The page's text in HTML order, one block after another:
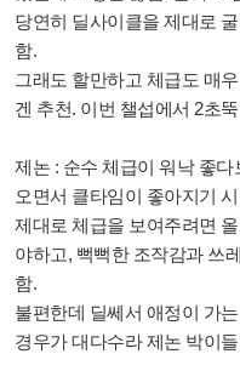
당연히 딜사이클을 제대로
함.
그래도 할만하고 체급도 매
겐 추천. 이번 챌섭에서 2초
제논 : 순수 체급이 워낙 좋
오면서 클타임이 좋아지기
제대로 체급을 보여주려면
야하고, 뻑뻑한 조작감과 쓰
함.
불편한데 딜쎄서 애정이 가
경우가 대다수라 제논 박이